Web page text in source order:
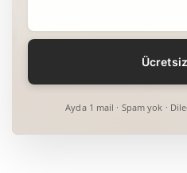
Ayda 1 mail · Spam yok ·